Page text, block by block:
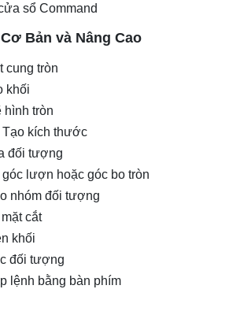
sổ Command
Bản và Nâng Cao
cung tròn
khối
hình tròn
Tạo kích thước
đối tượng
góc lượn hoặc góc bo tròn
nhóm đối tượng
cắt
khối
đối tượng
lệnh bằng bàn phím